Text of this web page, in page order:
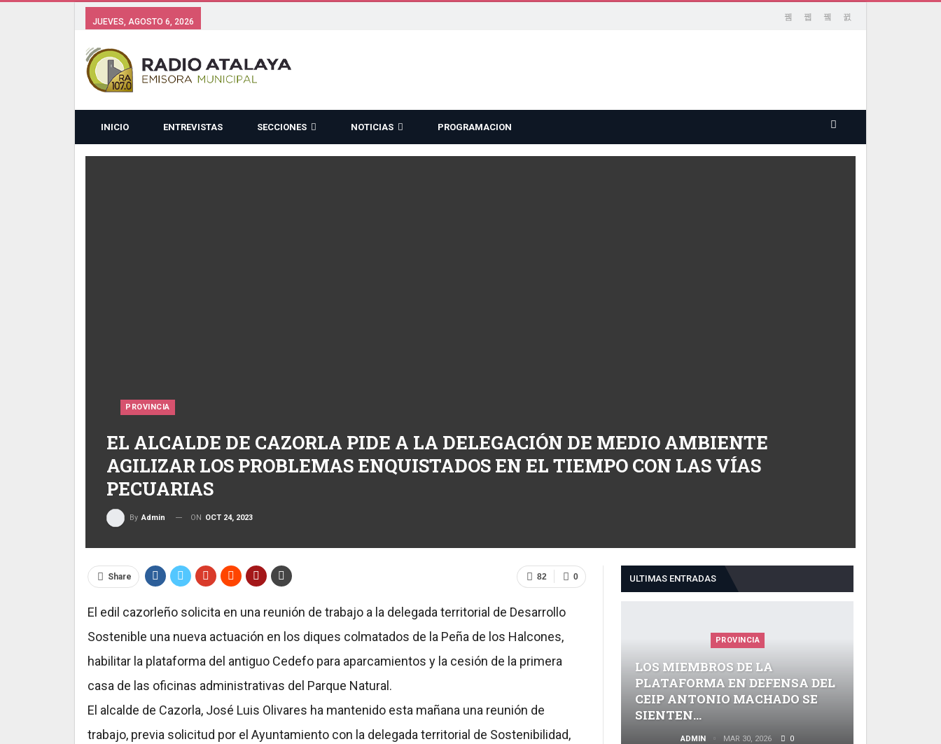
JUEVES, AGOSTO 6, 2026
INICIO ENTREVISTAS SECCIONES NOTICIAS PROGRAMACION
PROVINCIA
EL ALCALDE DE CAZORLA PIDE A LA DELEGACIÓN DE MEDIO AMBIENTE
AGILIZAR LOS PROBLEMAS ENQUISTADOS EN EL TIEMPO CON LAS VÍAS
PECUARIAS
By Admin ON OCT 24, 2023
0
82
Share
El edil cazorleño solicita en una reunión de trabajo a la delegada territorial de Desarrollo
Sostenible una nueva actuación en los diques colmatados de la Peña de los Halcones,
habilitar la plataforma del antiguo Cedefo para aparcamientos y la cesión de la primera
casa de las oficinas administrativas del Parque Natural.
El alcalde de Cazorla, José Luis Olivares ha mantenido esta mañana una reunión de
trabajo, previa solicitud por el Ayuntamiento con la delegada territorial de Sostenibilidad,
ULTIMAS ENTRADAS
PROVINCIA
LOS MIEMBROS DE LA
PLATAFORMA EN DEFENSA DEL
CEIP ANTONIO MACHADO SE
SIENTEN…
ADMIN MAR 30, 2026 0